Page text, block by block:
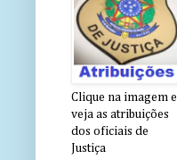
Clique na imagem e
veja as atribuições
dos oficiais de
Justiça